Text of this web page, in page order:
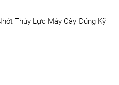
Thủy Lực Máy Cày Đúng Kỹ